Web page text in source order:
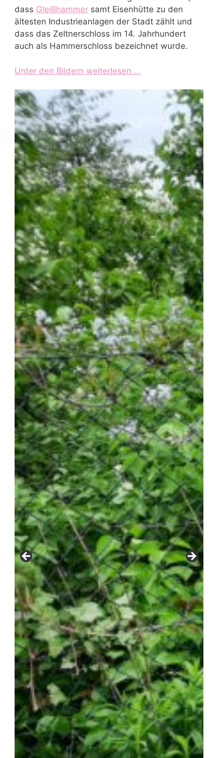
dass Gleißhammer samt Eisenhütte zu den
ältesten Industrieanlagen der Stadt zählt und
dass das Zeltnerschloss im 14. Jahrhundert
auch als Hammerschloss bezeichnet wurde.
Unter den Bildern weiterlesen …